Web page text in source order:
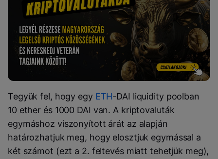
Tegyük fel, hogy egy ETH-DAI liquidity poolban
10 ether és 1000 DAI van. A kriptovaluták
egymáshoz viszonyított árát az alapján
határozhatjuk meg, hogy elosztjuk egymással a
két számot (ezt a 2. feltevés miatt tehetjük meg),